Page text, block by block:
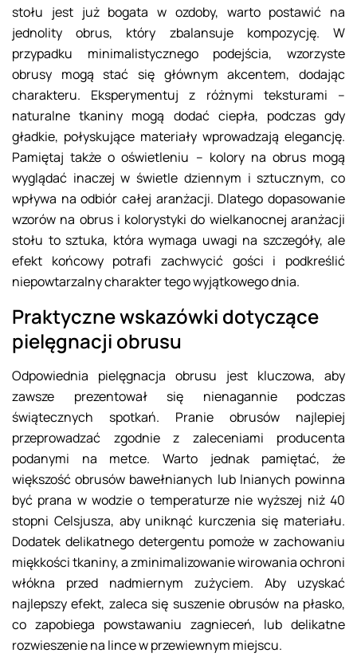
stołu jest już bogata w ozdoby, warto postawić na
jednolity obrus, który zbalansuje kompozycję. W
przypadku minimalistycznego podejścia, wzorzyste
obrusy mogą stać się głównym akcentem, dodając
charakteru. Eksperymentuj z różnymi teksturami –
naturalne tkaniny mogą dodać ciepła, podczas gdy
gładkie, połyskujące materiały wprowadzają elegancję.
Pamiętaj także o oświetleniu – kolory na obrus mogą
wyglądać inaczej w świetle dziennym i sztucznym, co
wpływa na odbiór całej aranżacji. Dlatego dopasowanie
wzorów na obrus i kolorystyki do wielkanocnej aranżacji
stołu to sztuka, która wymaga uwagi na szczegóły, ale
efekt końcowy potrafi zachwycić gości i podkreślić
niepowtarzalny charakter tego wyjątkowego dnia.
Praktyczne wskazówki dotyczące
pielęgnacji obrusu
Odpowiednia pielęgnacja obrusu jest kluczowa, aby
zawsze prezentował się nienagannie podczas
świątecznych spotkań. Pranie obrusów najlepiej
przeprowadzać zgodnie z zaleceniami producenta
podanymi na metce. Warto jednak pamiętać, że
większość obrusów bawełnianych lub lnianych powinna
być prana w wodzie o temperaturze nie wyższej niż 40
stopni Celsjusza, aby uniknąć kurczenia się materiału.
Dodatek delikatnego detergentu pomoże w zachowaniu
miękkości tkaniny, a zminimalizowanie wirowania ochroni
włókna przed nadmiernym zużyciem. Aby uzyskać
najlepszy efekt, zaleca się suszenie obrusów na płasko,
co zapobiega powstawaniu zagnieceń, lub delikatne
rozwieszenie na lince w przewiewnym miejscu.